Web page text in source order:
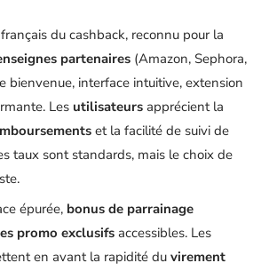
du cashback, reconnu pour la
partenaires (Amazon, Sephora,
bienvenue, interface intuitive, extension
Les utilisateurs apprécient la
et la facilité de suivi de
taux sont standards, mais le choix de
épurée, bonus de parrainage
promo exclusifs accessibles. Les
en avant la rapidité du virement